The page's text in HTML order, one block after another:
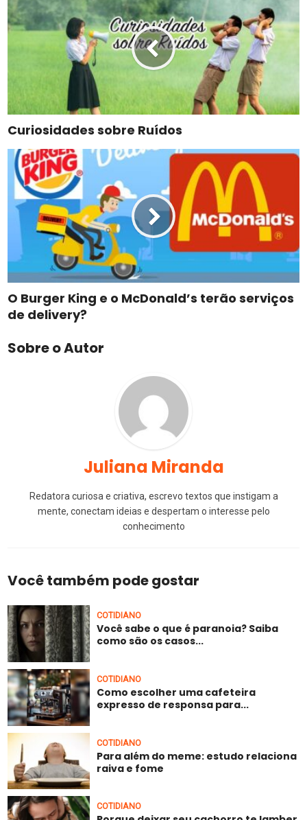
Curiosidades sobre Ruídos
O Burger King e o McDonald’s terão serviços
de delivery?
Sobre o Autor
Juliana Miranda
Redatora curiosa e criativa, escrevo textos que instigam a
mente, conectam ideias e despertam o interesse pelo
conhecimento
Você também pode gostar
COTIDIANO
Você sabe o que é paranoia? Saiba
como são os casos...
COTIDIANO
Como escolher uma cafeteira
expresso de responsa para...
COTIDIANO
Para além do meme: estudo relaciona
raiva e fome
COTIDIANO